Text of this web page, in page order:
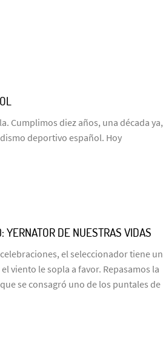
Cumplimos diez años, una década ya,
deportivo español. Hoy
DE NUESTRAS VIDAS
el seleccionador tiene un
viento le sopla a favor. Repasamos la
se consagró uno de los puntales de